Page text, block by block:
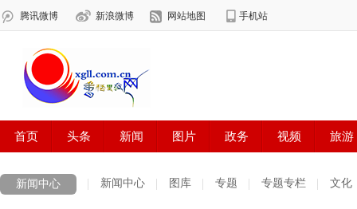
新闻中心 新闻中心 图库 专题 专题专栏 文化